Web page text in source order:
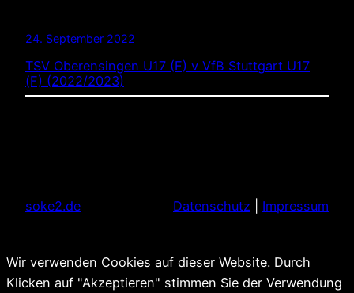
24. September 2022
TSV Oberensingen U17 (F) v VfB Stuttgart U17
(F) (2022/2023)
soke2.de Datenschutz Impressum
Wir verwenden Cookies auf dieser Website. Durch
Klicken auf "Akzeptieren" stimmen Sie der Verwendung